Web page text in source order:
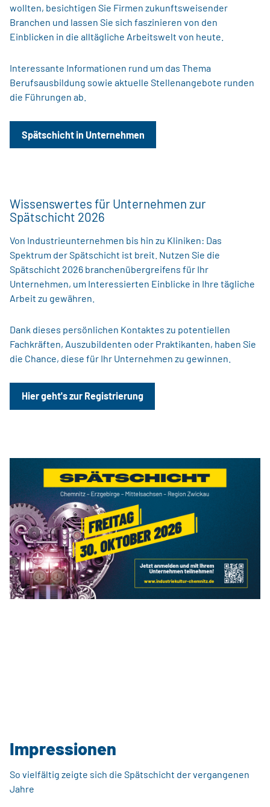
wollten, besichtigen Sie Firmen zukunftsweisender
Branchen und lassen Sie sich faszinieren von den
Einblicken in die alltägliche Arbeitswelt von heute.
Interessante Informationen rund um das Thema
Berufsausbildung sowie aktuelle Stellenangebote runden
die Führungen ab.
Spätschicht in Unternehmen
Wissenswertes für Unternehmen zur
Spätschicht 2026
Von Industrieunternehmen bis hin zu Kliniken: Das
Spektrum der Spätschicht ist breit. Nutzen Sie die
Spätschicht 2026 branchenübergreifens für Ihr
Unternehmen, um Interessierten Einblicke in Ihre tägliche
Arbeit zu gewähren.
Dank dieses persönlichen Kontaktes zu potentiellen
Fachkräften, Auszubildenten oder Praktikanten, haben Sie
die Chance, diese für Ihr Unternehmen zu gewinnen.
Hier geht's zur Registrierung
Impressionen
So vielfältig zeigte sich die Spätschicht der vergangenen
Jahre